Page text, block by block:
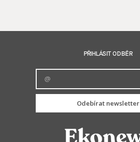
PŘIHLÁSIT ODBĚR
Odebírat newsletter